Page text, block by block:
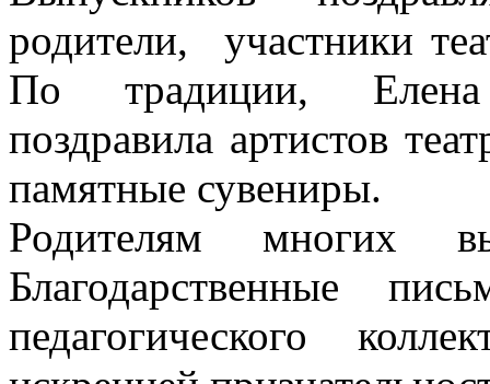
родители, участники
По традиции, Елена
поздравила артистов
памятные сувениры.
Родителям многих
Благодарственные
педагогического